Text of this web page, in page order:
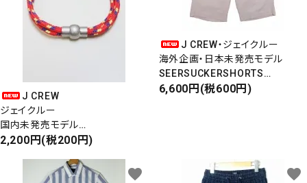
J CREW
ジェイクルー
国内未発売モデル
NYLONROPE BRACELET
マグネット（磁石）タイプ
2,200円(税200円)
J CREW・ジェイクルー
海外企画・日本未発売モデル
SEERSUCKERSHORTS
シアサッカーショーツ
6,600円(税600円)
favorite favorite